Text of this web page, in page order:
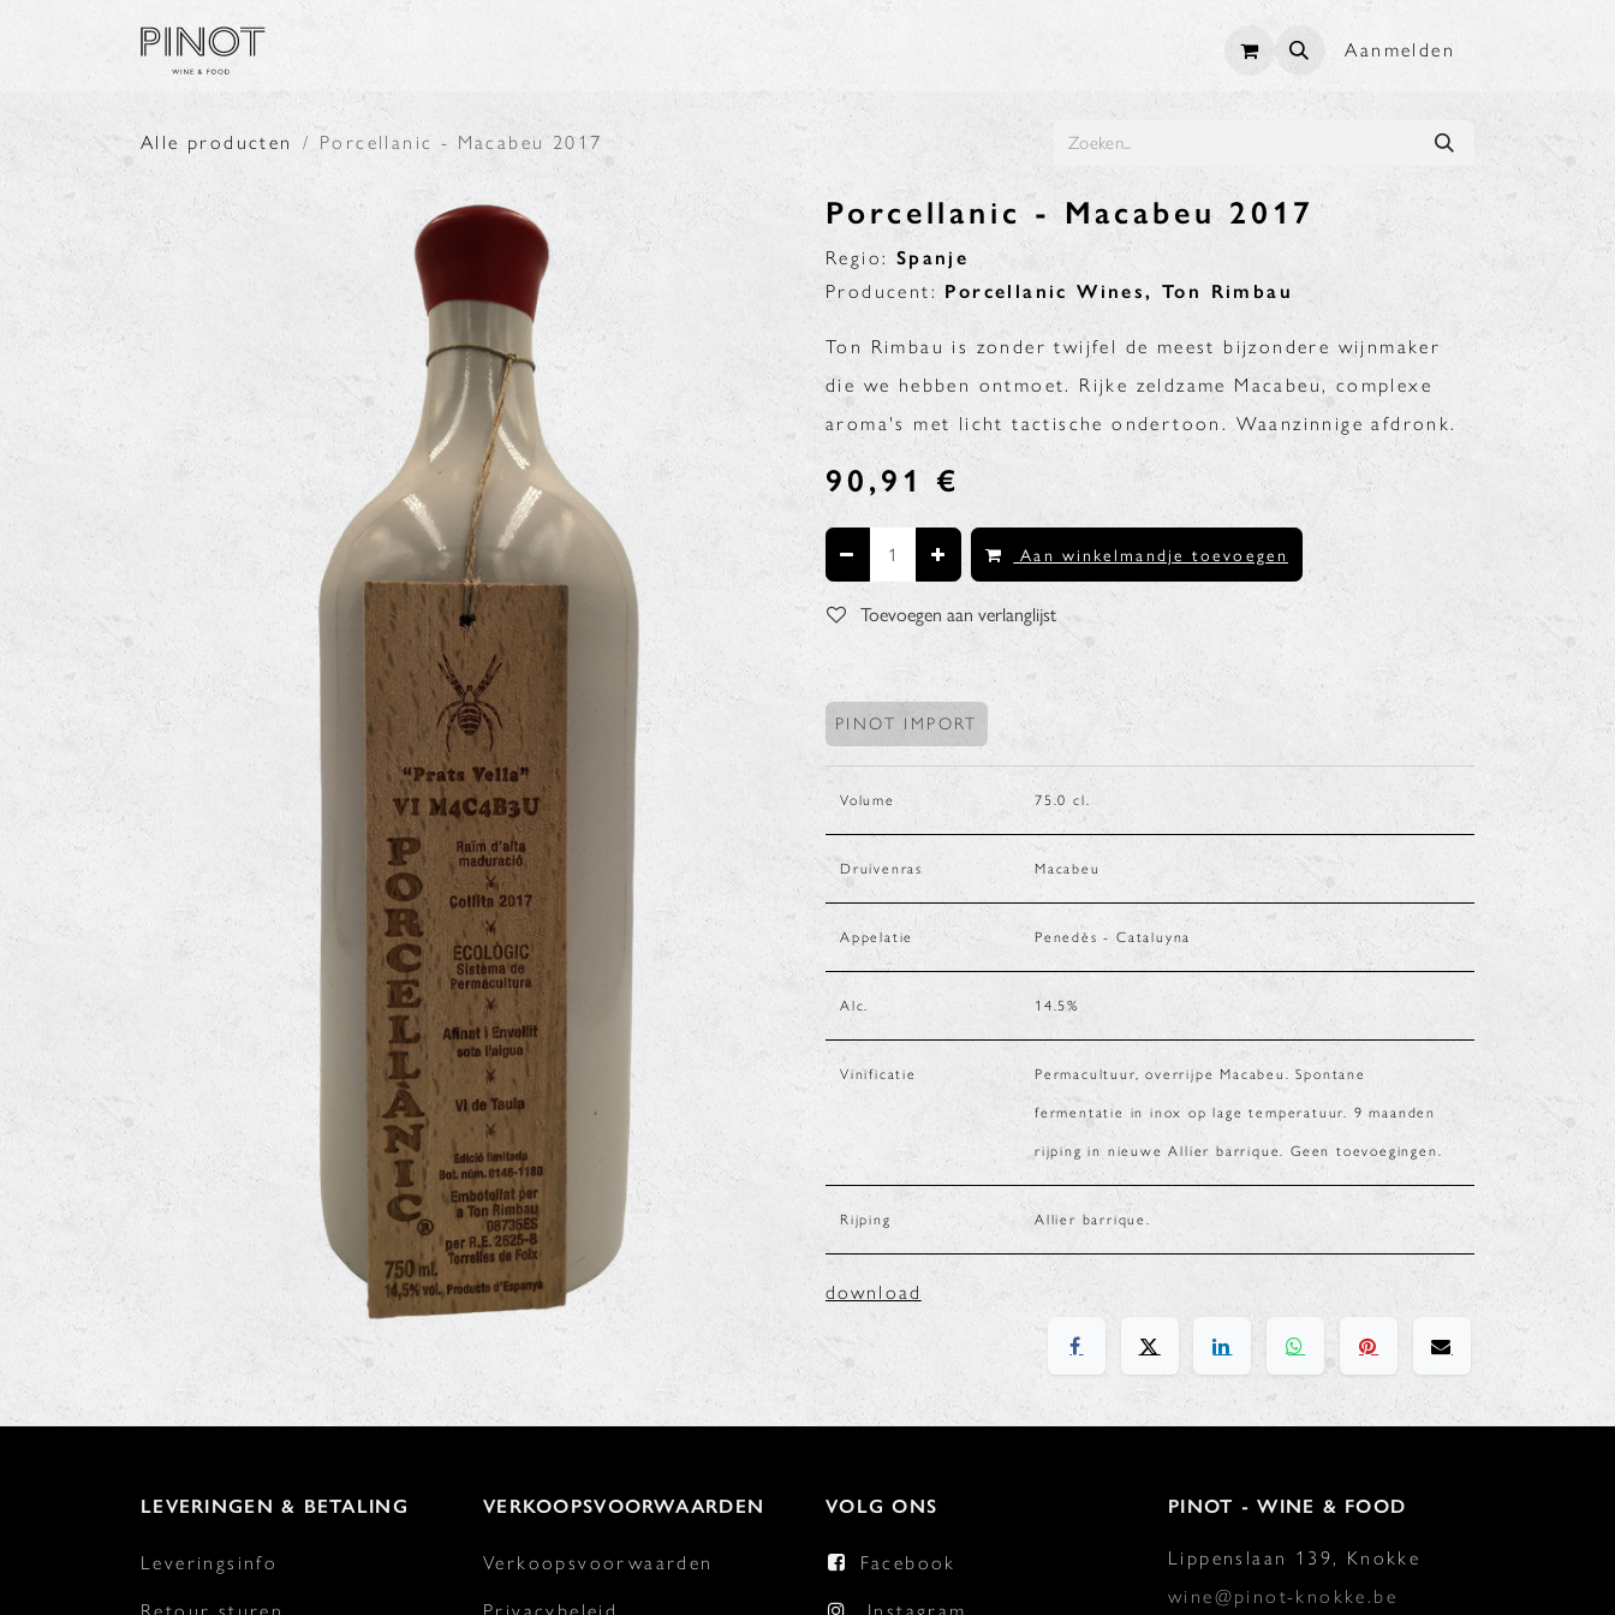
Aanmelden
Alle producten Porcellanic - Macabeu 2017
Porcellanic - Macabeu 2017
Regio: Spanje
Producent: Porcellanic Wines, Ton Rimbau
Ton Rimbau is zonder twijfel de meest bijzondere wijnmaker
die we hebben ontmoet. Rijke zeldzame Macabeu, complexe
aroma's met licht tactische ondertoon. Waanzinnige afdronk.
90,91 €
Aan winkelmandje toevoegen
Toevoegen aan verlanglijst
PINOT IMPORT
Volume 75.0 cl.
Druivenras Macabeu
Appelatie Penedès - Cataluyna
Alc. 14.5%
Vinificatie Permacultuur, overrijpe Macabeu. Spontane
fermentatie in inox op lage temperatuur. 9 maanden
rijping in nieuwe Allier barrique. Geen toevoegingen.
Rijping Allier barrique.
download
LEVERINGEN & BETALING
Leveringsinfo
VERKOOPSVOORWAARDEN
Verkoopsvoorwaarden
VOLG ONS
Facebook
PINOT - WINE & FOOD
Lippenslaan 139, Knokke
wine@pinot-knokke.be